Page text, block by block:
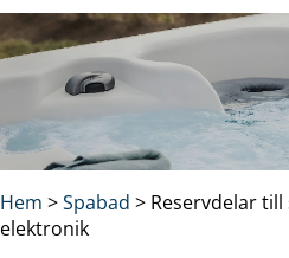
Hem >Spabad > Reservdelar
elektronik